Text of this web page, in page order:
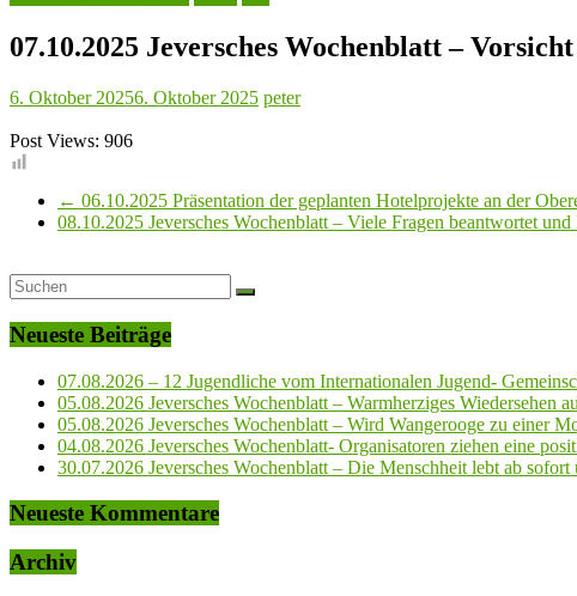
07.10.2025 Jeversches Wochenblatt –
6. Oktober 20256. Oktober 2025 peter
Post Views: 906
← 06.10.2025 Präsentation der geplanten Hotelprojekte an der
08.10.2025 Jeversches Wochenblatt – Viele Fragen beantwortet
Neueste Beiträge
07.08.2026 – 12 Jugendliche vom Internationalen Jugend-
05.08.2026 Jeversches Wochenblatt – Warmherziges Wiedersehen
05.08.2026 Jeversches Wochenblatt – Wird Wangerooge zu einer
04.08.2026 Jeversches Wochenblatt- Organisatoren ziehen eine
30.07.2026 Jeversches Wochenblatt – Die Menschheit lebt ab sofort
Neueste Kommentare
Archiv